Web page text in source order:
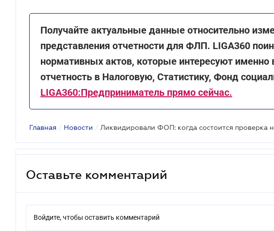
Получайте актуальные данные относительно
представления отчетности для ФЛП. LIGA360
нормативных актов, которые интересуют именно
отчетность в Налоговую, Статистику, Фонд
LIGA360:Предприниматель прямо сейчас.
Главная / Новости / Ликвидировали ФОП: когда состоится проверка
Оставьте комментарий
Войдите, чтобы оставить комментарий